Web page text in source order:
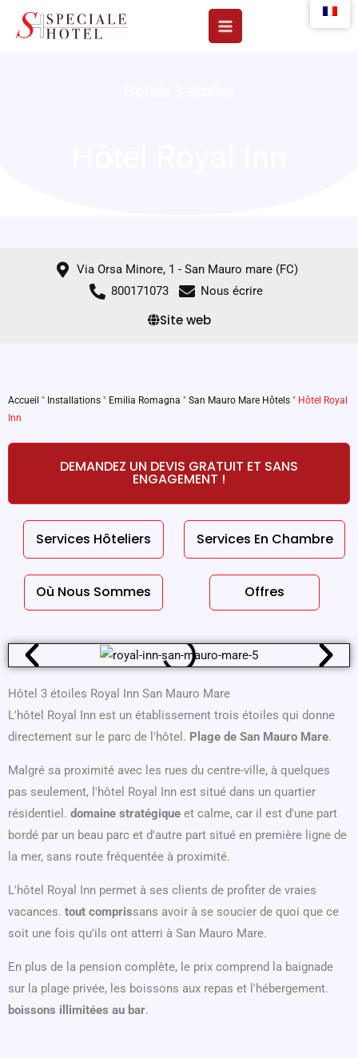
Via Orsa Minore, 1 - San Mauro mare (FC)
800171073
Nous écrire
Site web
Accueil " Installations " Emilia Romagna " San Mauro Mare Hôtels " Hôtel Royal
Inn
DEMANDEZ UN DEVIS GRATUIT ET SANS
ENGAGEMENT !
Services Hôteliers Services En Chambre
Où Nous Sommes Offres
Hôtel 3 étoiles Royal Inn San Mauro Mare
L'hôtel Royal Inn est un établissement trois étoiles qui donne
directement sur le parc de l'hôtel. Plage de San Mauro Mare.
Malgré sa proximité avec les rues du centre-ville, à quelques
pas seulement, l'hôtel Royal Inn est situé dans un quartier
résidentiel. domaine stratégique et calme, car il est d'une part
bordé par un beau parc et d'autre part situé en première ligne de
la mer, sans route fréquentée à proximité.
L'hôtel Royal Inn permet à ses clients de profiter de vraies
vacances. tout comprissans avoir à se soucier de quoi que ce
soit une fois qu'ils ont atterri à San Mauro Mare.
En plus de la pension complète, le prix comprend la baignade
sur la plage privée, les boissons aux repas et l'hébergement.
boissons illimitées au bar.